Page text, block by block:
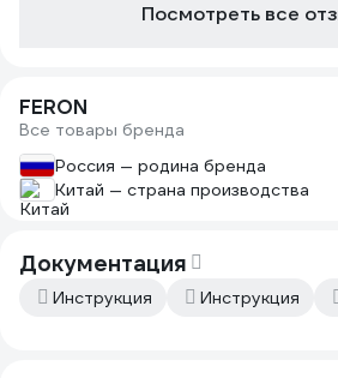
Посмотреть все
FERON
Все товары бренда
Россия — родина бренда
Китай — страна производства
Документация
Инструкция Инструкция